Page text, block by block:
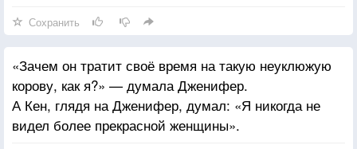
Сохранить
«Зачем он тратит своё время на такую неуклюжую
корову, как я?» — думала Дженифер.
А Кен, глядя на Дженифер, думал: «Я никогда не
видел более прекрасной женщины».